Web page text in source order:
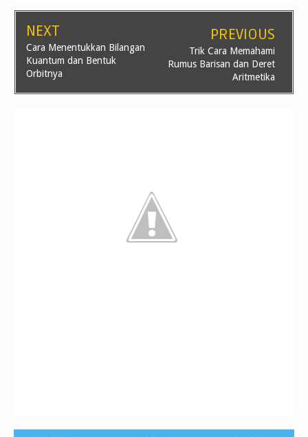
NEXT
Cara Menentukkan Bilangan
Kuantum dan Bentuk
Orbitnya
PREVIOUS
Trik Cara Memahami
Rumus Barisan dan Deret
Aritmetika